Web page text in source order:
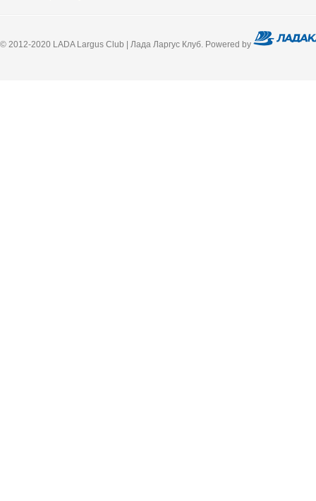
© 2012-2020 LADA Largus Club | Лада Ларгус Клуб. Powered by